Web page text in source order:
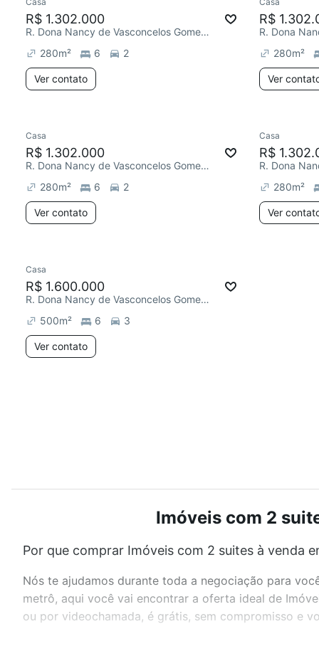
R$ 1.302.000
R. Dona Nancy de Vasconcelos Gomes, Horto
280m² 6 2
Ver contato
R$
280m²
Ver
Casa
R$ 1.302.000
R. Dona Nancy de Vasconcelos Gomes, Horto
280m² 6 2
Ver contato
Casa
R$
280m²
Ver
Casa
R$ 1.600.000
R. Dona Nancy de Vasconcelos Gomes, Horto
500m² 6 3
Ver contato
Imóveis com 2
Por que comprar Imóveis com 2 suites à venda
Nós te ajudamos durante toda a negociação para
metrô, aqui você vai encontrar a oferta ideal de
ou por videochamada, é grátis, sem compromisso e